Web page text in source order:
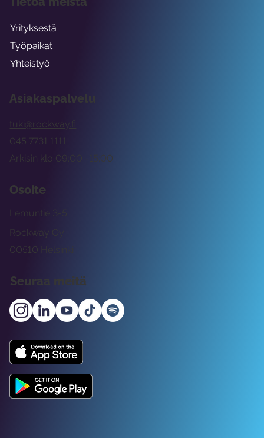
Asiakaspalvelu
tuki@rockway.fi
Arkisin klo 09:00 -15:00
045 7731 1111
Osoite
Rockway Oy
Lemuntie 3-5
00510 Helsinki
Seuraa meitä
Yrityksestä
Työpaikat
Yhteistyö